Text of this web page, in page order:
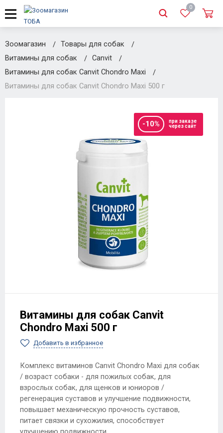
0
Зоомагазин
Товары для собак
Витамины для собак
Canvit
Витамины для собак Canvit Chondro Maxi
Витамины для собак Canvit Chondro Maxi 500 г
-10%
при заказе
через сайт
Витамины для собак Canvit
Chondro Maxi 500 г
Добавить в избранное
Комплекс витаминов Canvit Chondro Maxi для собак
/ возраст собаки - для пожилых собак, для
взрослых собак, для щенков и юниоров /
регенерация суставов и улучшение подвижности,
повышает механическую прочность суставов,
питает связки и сухожилия, способствует